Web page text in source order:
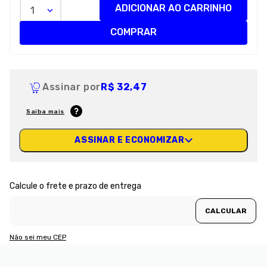
1
ADICIONAR AO CARRINHO
COMPRAR
Assinar porR$ 32,47
Saiba mais
ASSINAR E ECONOMIZAR
Não sei meu CEP